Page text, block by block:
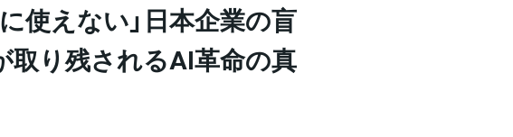
使えない」日本企業の盲
取り残されるAI革命の真